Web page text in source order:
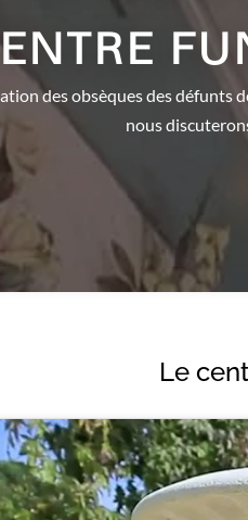
des obsèques des défunts
nous
Le